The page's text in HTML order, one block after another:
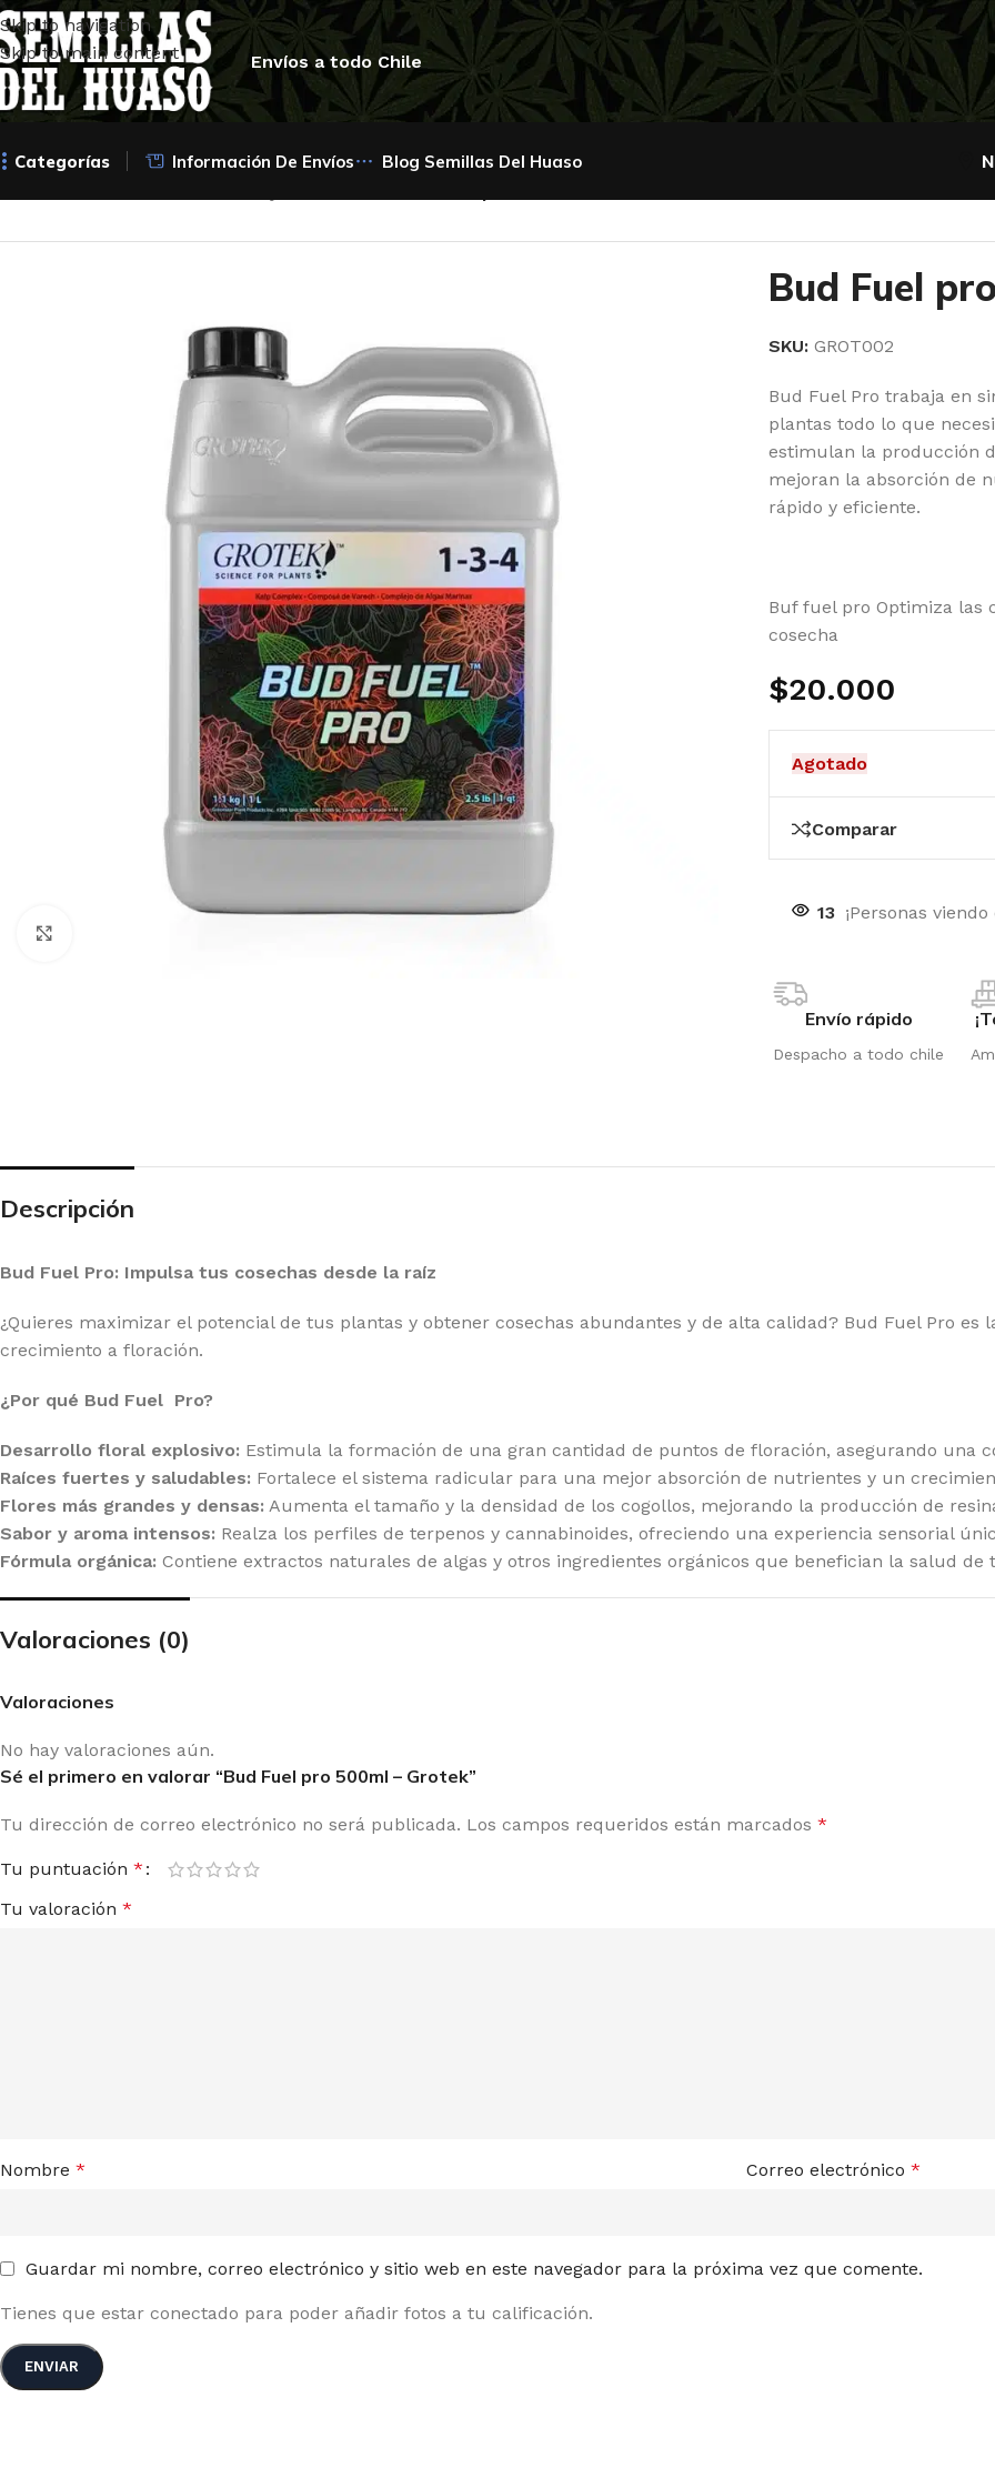
Skip to navigation
Skip to main content
Envíos a todo Chile
Categorías
GENETICS
SEEDS
SEEDS
SEEDS
GENETICS
SEEDS
SEEDS
GENETICS
EXOTIC GENETIX
GRATEFUL SEEDS
GREEN HOUSE SEEDS
MOSCA SEEDS
Información De Envíos Blog Semillas Del Huaso
Bud Fuel
SKU: GROT002
Bud Fuel Pro trabaja en
plantas todo lo que
estimulan la producción
mejoran la absorción de
rápido y eficiente.
Buf fuel pro Optimiza las
cosecha
$20.000
Agotado
Comparar
13 ¡Personas
Envío rápido
Despacho a todo chile
Descripción
Bud Fuel Pro: Impulsa tus cosechas desde la raíz
¿Quieres maximizar el potencial de tus plantas y obtener cosechas abundantes y de alta calidad? Bud Fuel Pro
crecimiento a floración.
¿Por qué Bud Fuel Pro?
Desarrollo floral explosivo: Estimula la formación de una gran cantidad de puntos de floración, asegurando una
Raíces fuertes y saludables: Fortalece el sistema radicular para una mejor absorción de nutrientes y un
Flores más grandes y densas: Aumenta el tamaño y la densidad de los cogollos, mejorando la producción de
Sabor y aroma intensos: Realza los perfiles de terpenos y cannabinoides, ofreciendo una experiencia sensorial
Fórmula orgánica: Contiene extractos naturales de algas y otros ingredientes orgánicos que benefician la salud
Valoraciones (0)
Valoraciones
No hay valoraciones aún.
Sé el primero en valorar “Bud Fuel pro 500ml – Grotek”
Tu dirección de correo electrónico no será publicada. Los campos requeridos están marcados *
Tu puntuación *
Tu valoración *
Nombre * Correo electrónico *
Guardar mi nombre, correo electrónico y sitio web en este navegador para la próxima vez que comente.
Tienes que estar conectado para poder añadir fotos a tu calificación.